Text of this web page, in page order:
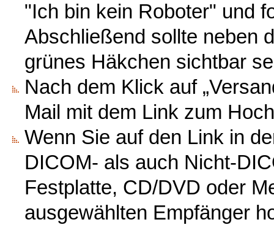
"Ich bin kein Roboter" und
Abschließend sollte neben
grünes Häkchen sichtbar
Nach dem Klick auf
Mail mit dem Link zum
Wenn Sie auf den Link in
DICOM- als auch Nicht-
Festplatte, CD/DVD oder
ausgewählten Empfänger